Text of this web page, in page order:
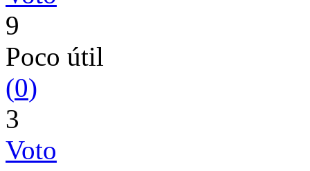
9
Poco útil
(0)
3
Voto